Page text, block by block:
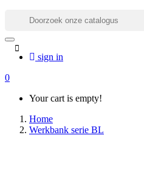
sign in
0
Your cart is empty!
Home
Werkbank serie BL